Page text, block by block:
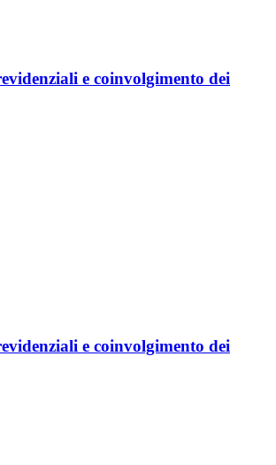
e coinvolgimento dei
e coinvolgimento dei